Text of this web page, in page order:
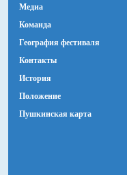
Медиа
Команда
География фестиваля
Контакты
История
Положение
Пушкинская карта